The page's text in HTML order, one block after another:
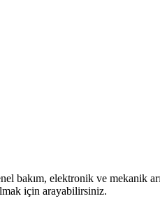
bakım, elektronik ve mekanik
için arayabilirsiniz.